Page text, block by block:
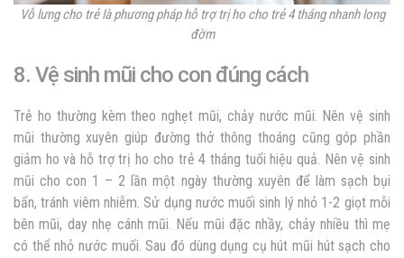
Vỗ lưng cho trẻ là phương pháp hỗ trợ trị ho cho trẻ 4 tháng nhanh long
đờm
8. Vệ sinh mũi cho con đúng cách
Trẻ ho thường kèm theo nghẹt mũi, chảy nước mũi. Nên vệ sinh
mũi thường xuyên giúp đường thở thông thoáng cũng góp phần
giảm ho và hỗ trợ trị ho cho trẻ 4 tháng tuổi hiệu quả. Nên vệ sinh
mũi cho con 1 – 2 lần một ngày thường xuyên để làm sạch bụi
bẩn, tránh viêm nhiễm. Sử dụng nước muối sinh lý nhỏ 1-2 giọt mỗi
bên mũi, day nhẹ cánh mũi. Nếu mũi đặc nhầy, chảy nhiều thì mẹ
có thể nhỏ nước muối. Sau đó dùng dụng cụ hút mũi hút sạch cho